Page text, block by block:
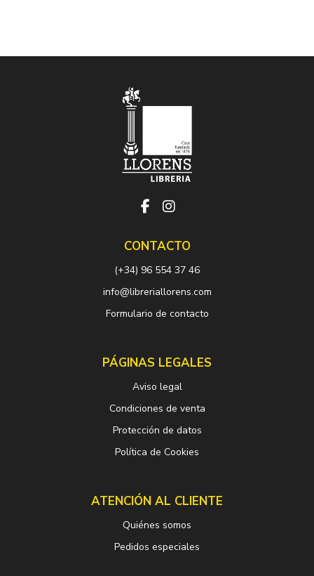
CONTACTO
(+34) 96 554 37 46
info@libreriallorens.com
Formulario de contacto
PÁGINAS LEGALES
Aviso legal
Condiciones de venta
Protección de datos
Política de Cookies
ATENCIÓN AL CLIENTE
Quiénes somos
Pedidos especiales